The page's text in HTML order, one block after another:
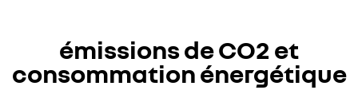
émissions de CO2 et
consommation énergétique